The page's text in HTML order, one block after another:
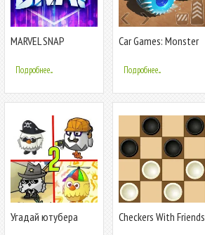
MARVEL SNAP
Подробнее...
Car Games: Monster
Подробнее...
Угадай ютубера
Checkers With Friends